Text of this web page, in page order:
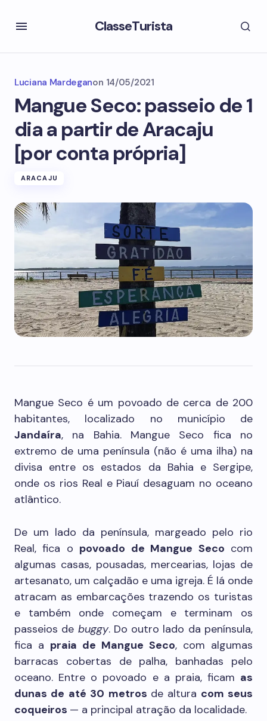
ClasseTurista
Luciana Mardeganon 14/05/2021
Mangue Seco: passeio de 1
dia a partir de Aracaju
[por conta própria]
ARACAJU
Mangue Seco é um povoado de cerca de 200
habitantes, localizado no município de
Jandaíra, na Bahia. Mangue Seco fica no
extremo de uma península (não é uma ilha) na
divisa entre os estados da Bahia e Sergipe,
onde os rios Real e Piauí desaguam no oceano
atlântico.
De um lado da península, margeado pelo rio
Real, fica o povoado de Mangue Seco com
algumas casas, pousadas, mercearias, lojas de
artesanato, um calçadão e uma igreja. É lá onde
atracam as embarcações trazendo os turistas
e também onde começam e terminam os
passeios de buggy. Do outro lado da península,
fica a praia de Mangue Seco, com algumas
barracas cobertas de palha, banhadas pelo
oceano. Entre o povoado e a praia, ficam as
dunas de até 30 metros de altura com seus
coqueiros — a principal atração da localidade.